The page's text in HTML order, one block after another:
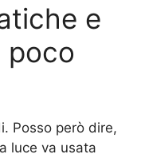
e
poco
Posso però dire,
luce va usata